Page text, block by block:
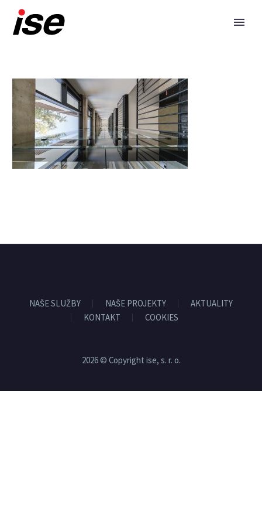
NAŠE SLUŽBY NAŠE PROJEKTY
AKTUALITY
KONTAKT
COOKIES
2026 © Copyright ise, s. r. o.